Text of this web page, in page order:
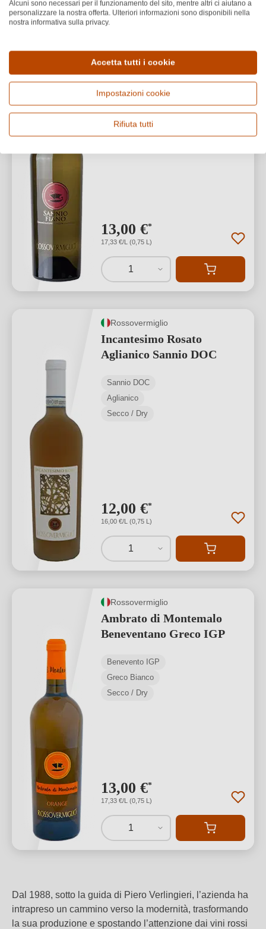
Fiano Sannio DOC
Sannio DOC
Fiano
Secco / Dry
13,00 €*
17,33 €/L (0,75 L)
1
Rossovermiglio
Incantesimo Rosato
Aglianico Sannio DOC
Sannio DOC
Aglianico
Secco / Dry
12,00 €*
16,00 €/L (0,75 L)
1
Rossovermiglio
Ambrato di Montemalo
Beneventano Greco IGP
Benevento IGP
Greco Bianco
Secco / Dry
13,00 €*
17,33 €/L (0,75 L)
1
Dal 1988, sotto la guida di Piero Verlingieri, l’azienda ha
intrapreso un cammino verso la modernità, trasformando
la sua produzione e spostando l’attenzione dai vini rossi
Alcuni sono necessari per il funzionamento del sito, mentre altri ci aiutano a
personalizzare la nostra offerta. Ulteriori informazioni sono disponibili nella
nostra informativa sulla privacy.
Accetta tutti i cookie
Impostazioni cookie
Rifiuta tutti